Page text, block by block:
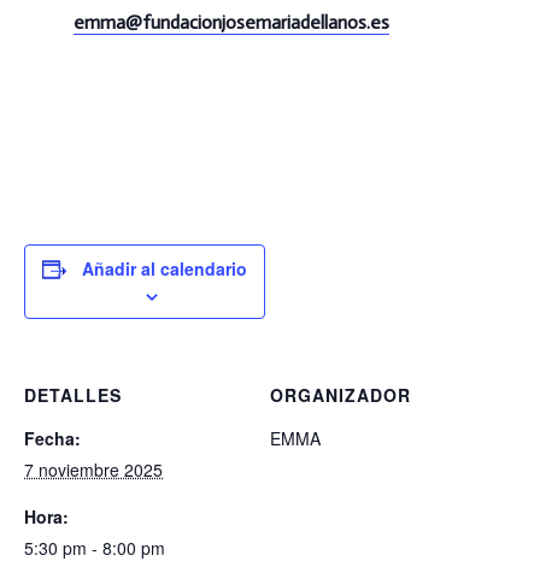
emma@fundacionjosemariadellanos.es
Añadir al calendario
DETALLES
Fecha:
7 noviembre 2025
Hora:
5:30 pm - 8:00 pm
ORGANIZADOR
EMMA